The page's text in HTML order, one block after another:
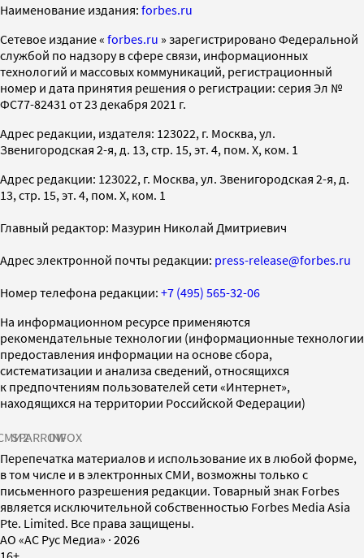
Наименование издания: forbes.ru
Cетевое издание « forbes.ru » зарегистрировано Федеральной
службой по надзору в сфере связи, информационных
технологий и массовых коммуникаций, регистрационный
номер и дата принятия решения о регистрации: серия Эл №
ФС77-82431 от 23 декабря 2021 г.
Адрес редакции, издателя: 123022, г. Москва, ул.
Звенигородская 2-я, д. 13, стр. 15, эт. 4, пом. X, ком. 1
Адрес редакции: 123022, г. Москва, ул. Звенигородская 2-я, д.
13, стр. 15, эт. 4, пом. X, ком. 1
Главный редактор: Мазурин Николай Дмитриевич
Адрес электронной почты редакции: press-release@forbes.ru
Номер телефона редакции: +7 (495) 565-32-06
На информационном ресурсе применяются
рекомендательные технологии (информационные технологии
предоставления информации на основе сбора,
систематизации и анализа сведений, относящихся
к предпочтениям пользователей сети «Интернет»,
находящихся на территории Российской Федерации)
SPARROWINFOX
Перепечатка материалов и использование их в любой форме,
в том числе и в электронных СМИ, возможны только с
письменного разрешения редакции. Товарный знак Forbes
является исключительной собственностью Forbes Media Asia
Pte. Limited. Все права защищены.
AO «АС Рус Медиа» · 2026